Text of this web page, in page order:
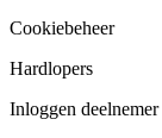
Cookiebeheer
Hardlopers
Inloggen deelnemer